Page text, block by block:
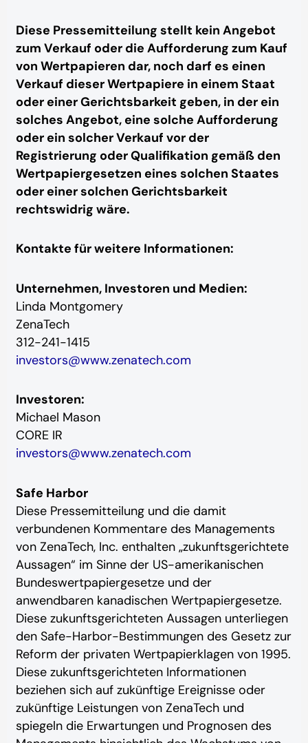
Diese Pressemitteilung stellt kein Angebot
zum Verkauf oder die Aufforderung zum Kauf
von Wertpapieren dar, noch darf es einen
Verkauf dieser Wertpapiere in einem Staat
oder einer Gerichtsbarkeit geben, in der ein
solches Angebot, eine solche Aufforderung
oder ein solcher Verkauf vor der
Registrierung oder Qualifikation gemäß den
Wertpapiergesetzen eines solchen Staates
oder einer solchen Gerichtsbarkeit
rechtswidrig wäre.
Kontakte für weitere Informationen:
Unternehmen, Investoren und Medien:
Linda Montgomery
ZenaTech
312-241-1415
investors@www.zenatech.com
Investoren:
Michael Mason
CORE IR
investors@www.zenatech.com
Safe Harbor
Diese Pressemitteilung und die damit
verbundenen Kommentare des Managements
von ZenaTech, Inc. enthalten „zukunftsgerichtete
Aussagen“ im Sinne der US-amerikanischen
Bundeswertpapiergesetze und der
anwendbaren kanadischen Wertpapiergesetze.
Diese zukunftsgerichteten Aussagen unterliegen
den Safe-Harbor-Bestimmungen des Gesetz zur
Reform der privaten Wertpapierklagen von 1995.
Diese zukunftsgerichteten Informationen
beziehen sich auf zukünftige Ereignisse oder
zukünftige Leistungen von ZenaTech und
spiegeln die Erwartungen und Prognosen des